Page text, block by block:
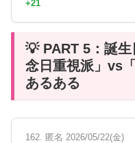
+21
💡 PART 5：誕
念日重視派」vs
あるある
162. 匿名 2026/05/22(金)